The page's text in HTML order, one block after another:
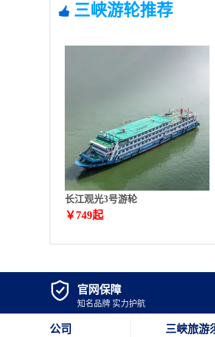
三峡游轮推荐
长江观光3号游轮
￥749起
 官网保障
知名品牌 实力护航
公司 三峡旅游